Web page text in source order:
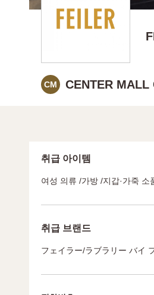
CM CENTER MALL
취급 아이템
여성 의류 /가방 /지갑·가죽 소
취급 브랜드
フェイラー/ラブラリー バイ